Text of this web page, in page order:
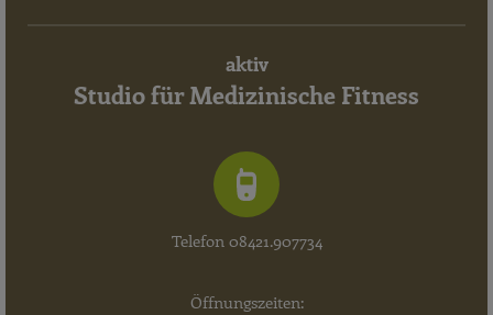
aktiv
Studio für Medizinische Fitness
Telefon 08421.907734
Öffnungszeiten: